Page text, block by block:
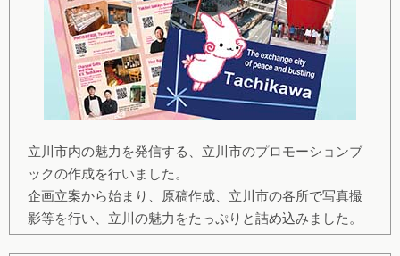
立川市内の魅力を発信する、立川市のプロモーションブ
ックの作成を行いました。
企画立案から始まり、原稿作成、立川市の各所で写真撮
影等を行い、立川の魅力をたっぷりと詰め込みました。